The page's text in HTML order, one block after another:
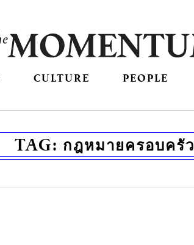
CULTURE PEOPLE
TAG: กฎหมายครอบครัว